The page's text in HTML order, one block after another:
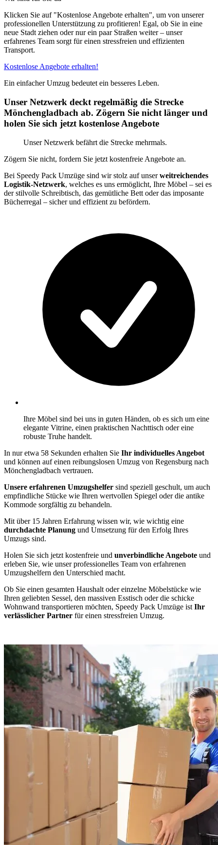
Klicken Sie auf "Kostenlose Angebote erhalten", um von unserer
professionellen Unterstützung zu profitieren! Egal, ob Sie in eine
neue Stadt ziehen oder nur ein paar Straßen weiter – unser
erfahrenes Team sorgt für einen stressfreien und effizienten
Transport.
Kostenlose Angebote erhalten!
Ein einfacher Umzug bedeutet ein besseres Leben.
Unser Netzwerk deckt regelmäßig die Strecke
Mönchengladbach ab. Zögern Sie nicht länger und
holen Sie sich jetzt kostenlose Angebote
Unser Netzwerk befährt die Strecke mehrmals.
Zögern Sie nicht, fordern Sie jetzt kostenfreie Angebote an.
Bei Speedy Pack Umzüge sind wir stolz auf unserweitreichendes
Logistik-Netzwerk, welches es uns ermöglicht, Ihre Möbel – sei es
der stilvolle Schreibtisch, das gemütliche Bett oder das imposante
Bücherregal – sicher und effizient zu befördern.
Ihre Möbel sind bei uns in guten Händen, ob es sich um eine
elegante Vitrine, einen praktischen Nachttisch oder eine
robuste Truhe handelt.
In nur etwa 58 Sekunden erhalten Sie Ihr individuelles Angebot
und können auf einen reibungslosen Umzug von Regensburg nach
Mönchengladbach vertrauen.
Unsere erfahrenen Umzugshelfer sind speziell geschult, um auch
empfindliche Stücke wie Ihren wertvollen Spiegel oder die antike
Kommode sorgfältig zu behandeln.
Mit über 15 Jahren Erfahrung wissen wir, wie wichtig eine
durchdachte Planung und Umsetzung für den Erfolg Ihres
Umzugs sind.
Holen Sie sich jetzt kostenfreie und unverbindliche Angebote und
erleben Sie, wie unser professionelles Team von erfahrenen
Umzugshelfern den Unterschied macht.
Ob Sie einen gesamten Haushalt oder einzelne Möbelstücke wie
Ihren geliebten Sessel, den massiven Esstisch oder die schicke
Wohnwand transportieren möchten, Speedy Pack Umzüge ist Ihr
verlässlicher Partner für einen stressfreien Umzug.